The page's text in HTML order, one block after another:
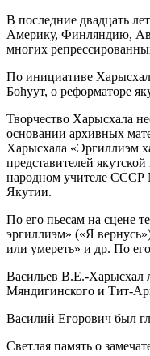
В последние двадцать
Америку, Финляндию,
многих
По инициативе
Боһуут, о реформаторе
Творчество Харысхала
основании архивных
Харысхала «Эргиллиэм
представителей
народном учителе СССР
Якутии.
По его пьесам на сцене
эргиллиэм» («Я
или умереть» и др. По
Васильев В.Е.-Харысхал
Мяндигинского и Тит-
Василий Егорович был
Светлая память о